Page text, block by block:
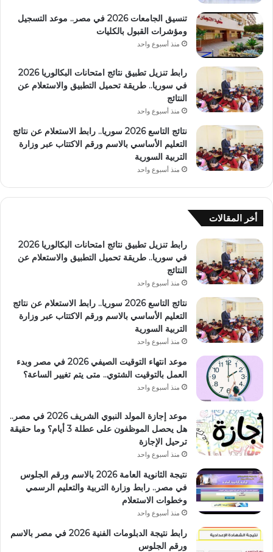
تنسيق الجامعات 2026 في مصر.. موعد التسجيل
ومؤشرات القبول بالكليات
منذ أسبوع واحد
رابط تنزيل تطبيق نتائج امتحانات البكالوريا 2026
في سوريا.. طريقة تحميل التطبيق والاستعلام عن
النتائج
منذ أسبوع واحد
نتائج التاسع 2026 سوريا.. رابط الاستعلام عن نتائج
التعليم الأساسي بالاسم ورقم الاكتتاب عبر وزارة
التربية السورية
منذ أسبوع واحد
أخر المقالات
رابط تنزيل تطبيق نتائج امتحانات البكالوريا 2026
في سوريا.. طريقة تحميل التطبيق والاستعلام عن
النتائج
منذ أسبوع واحد
نتائج التاسع 2026 سوريا.. رابط الاستعلام عن نتائج
التعليم الأساسي بالاسم ورقم الاكتتاب عبر وزارة
التربية السورية
منذ أسبوع واحد
موعد انتهاء التوقيت الصيفي 2026 في مصر وبدء
العمل بالتوقيت الشتوي.. متى يتم تغيير الساعة؟
منذ أسبوع واحد
موعد إجازة المولد النبوي الشريف 2026 في مصر..
هل يحصل الموظفون على عطلة 3 أيام؟ وما حقيقة
ترحيل الإجازة
منذ أسبوع واحد
نتيجة الثانوية العامة 2026 بالاسم ورقم الجلوس
في مصر.. رابط وزارة التربية والتعليم الرسمي
وخطوات الاستعلام
منذ أسبوع واحد
رابط نتيجة الدبلومات الفنية 2026 في مصر بالاسم
ورقم الجلوس